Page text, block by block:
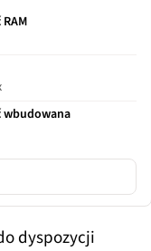
wbudowana
dyspozycji